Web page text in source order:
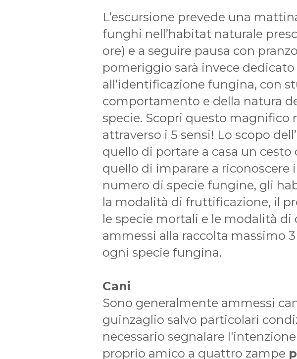
L’escursione prevede una
funghi nell’habitat naturale
ore) e a seguire pausa con
pomeriggio sarà invece dedicato
all’identificazione fungina, con
comportamento e della natura
specie. Scopri questo magnifico
attraverso i 5 sensi! Lo scopo
quello di portare a casa un cesto
quello di imparare a riconoscere
numero di specie fungine, gli
la modalità di fruttificazione, il
le specie mortali e le modalità di
ammessi alla raccolta massimo
ogni specie fungina.
Cani
Sono generalmente ammessi
guinzaglio salvo particolari
necessario segnalare
proprio amico a quattro zampe